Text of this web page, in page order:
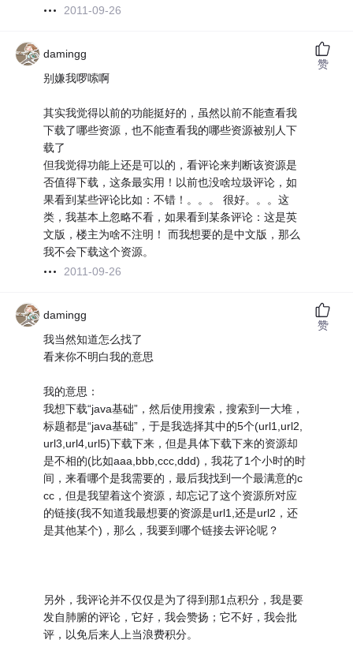
2011-09-26
damingg
别嫌我啰嗦啊
其实我觉得以前的功能挺好的，虽然以前不能查看我
下载了哪些资源，也不能查看我的哪些资源被别人下
载了
但我觉得功能上还是可以的，看评论来判断该资源是
否值得下载，这条最实用！以前也没啥垃圾评论，如
果看到某些评论比如：不错！。。。 很好。。。这
类，我基本上忽略不看，如果看到某条评论：这是英
文版，楼主为啥不注明！ 而我想要的是中文版，那么
我不会下载这个资源。
2011-09-26
赞
damingg
我当然知道怎么找了
看来你不明白我的意思
我的意思：
我想下载“java基础”，然后使用搜索，搜索到一大堆，
标题都是“java基础”，于是我选择其中的5个(url1,url2,
url3,url4,url5)下载下来，但是具体下载下来的资源却
是不相的(比如aaa,bbb,ccc,ddd)，我花了1个小时的时
间，来看哪个是我需要的，最后我找到一个最满意的c
cc，但是我望着这个资源，却忘记了这个资源所对应
的链接(我不知道我最想要的资源是url1,还是url2，还
是其他某个)，那么，我要到哪个链接去评论呢？
另外，我评论并不仅仅是为了得到那1点积分，我是要
发自肺腑的评论，它好，我会赞扬；它不好，我会批
评，以免后来人上当浪费积分。
赞